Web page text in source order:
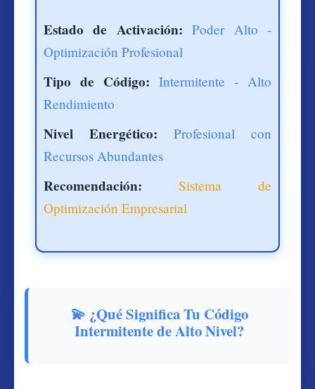
Estado de Activación: Poder Alto -
Optimización Profesional
Tipo de Código: Intermitente - Alto
Rendimiento
Nivel Energético:
Profesional con
Recursos Abundantes
Recomendación:
Sistema de
Optimización Empresarial
💫 ¿Qué Significa Tu Código
Intermitente de Alto Nivel?